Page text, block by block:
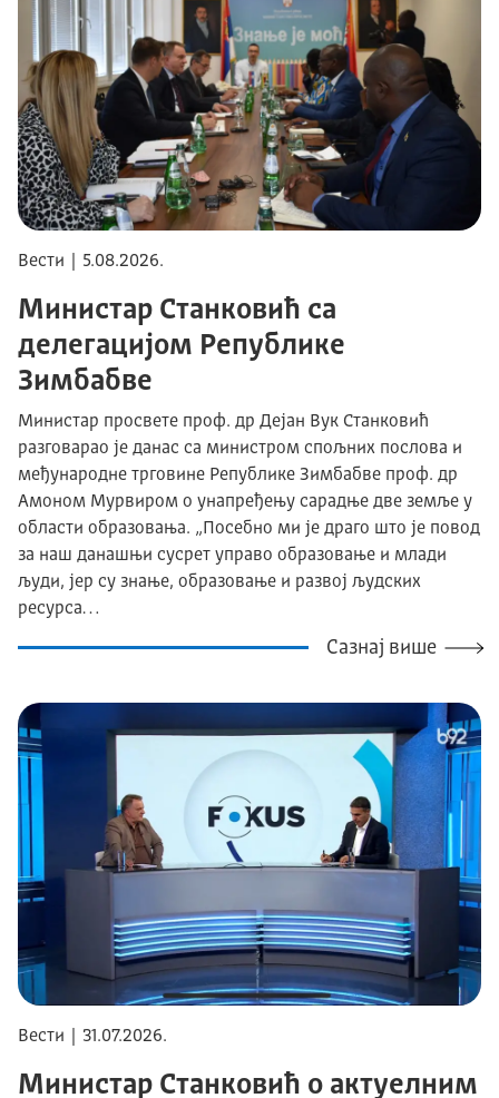
Вести | 5.08.2026.
Министар Станковић са
делегацијом Републике
Зимбабве
Министар просвете проф. др Дејан Вук Станковић
разговарао је данас са министром спољних послова и
међународне трговине Републике Зимбабве проф. др
Амоном Мурвиром о унапређењу сарадње две земље у
области образовања. „Посебно ми је драго што је повод
за наш данашњи сусрет управо образовање и млади
људи, јер су знање, образовање и развој људских
ресурса…
Сазнај више
Вести | 31.07.2026.
Министар Станковић о актуелним